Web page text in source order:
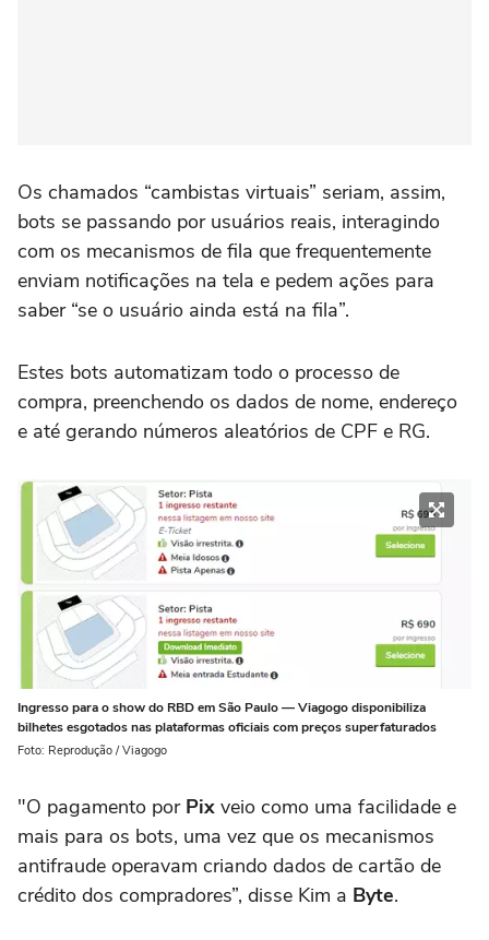
Os chamados “cambistas virtuais” seriam, assim,
bots se passando por usuários reais, interagindo
com os mecanismos de fila que frequentemente
enviam notificações na tela e pedem ações para
saber “se o usuário ainda está na fila”.
Estes bots automatizam todo o processo de
compra, preenchendo os dados de nome, endereço
e até gerando números aleatórios de CPF e RG.
Ingresso para o show do RBD em São Paulo — Viagogo disponibiliza
bilhetes esgotados nas plataformas oficiais com preços superfaturados
Foto: Reprodução / Viagogo
"O pagamento por Pix veio como uma facilidade e
mais para os bots, uma vez que os mecanismos
antifraude operavam criando dados de cartão de
crédito dos compradores”, disse Kim a Byte.